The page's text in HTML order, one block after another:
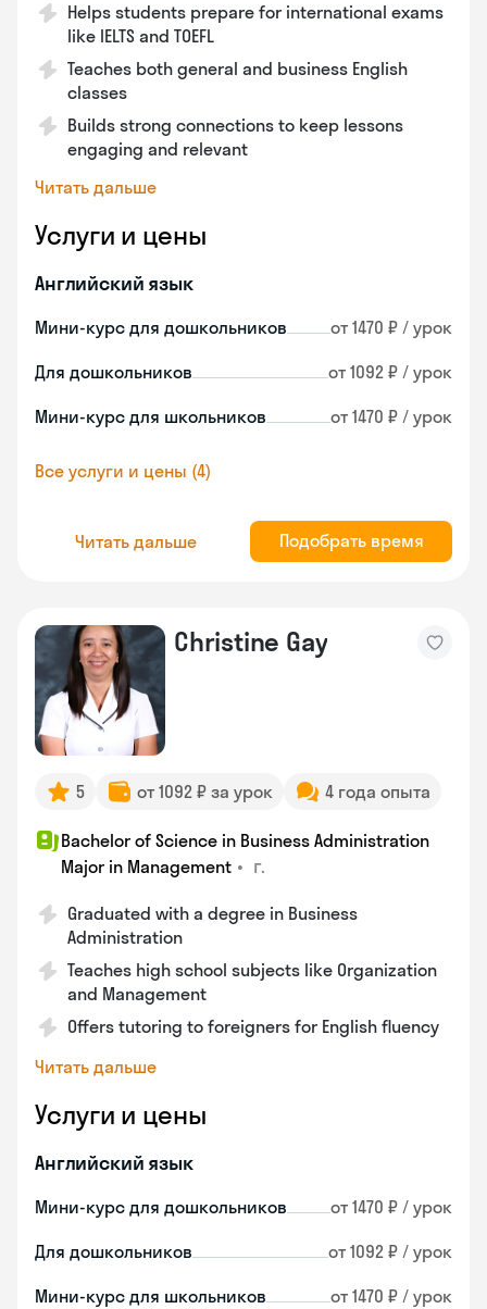
Helps students prepare for international exams
like IELTS and TOEFL
Teaches both general and business English
classes
Builds strong connections to keep lessons
engaging and relevant
Читать дальше
Услуги и цены
Английский язык
Мини-курс для дошкольников от 1470 ₽ / урок
Для дошкольников от 1092 ₽ / урок
Мини-курс для школьников от 1470 ₽ / урок
Все услуги и цены (4)
Читать дальше Подобрать время
Christine Gay
5 от 1092 ₽ за урок 4 года опыта
Bachelor of Science in Business Administration
Major in Management • г.
Graduated with a degree in Business
Administration
Teaches high school subjects like Organization
and Management
Offers tutoring to foreigners for English fluency
Читать дальше
Услуги и цены
Английский язык
Мини-курс для дошкольников от 1470 ₽ / урок
Для дошкольников от 1092 ₽ / урок
Мини-курс для школьников от 1470 ₽ / урок